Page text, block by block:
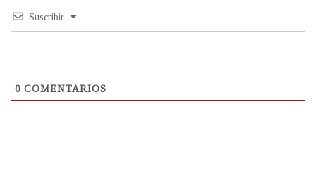
Suscribir
0 COMENTARIOS